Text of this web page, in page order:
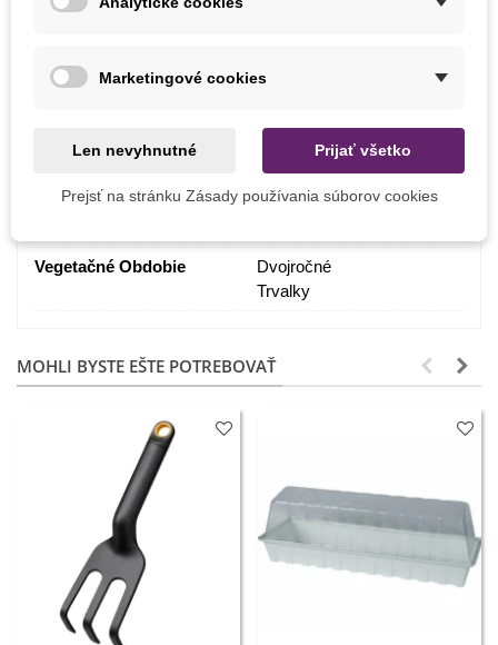
Stanovište
Výrobca SemenaOnline
BIO Kvalita
Odroda Nehybridné
Vegetačné Obdobie
Dvojročné
Trvalky
MOHLI BYSTE EŠTE POTREBOVAŤ
Marketingové cookies
Len nevyhnutné Prijať všetko
Prejsť na stránku Zásady používania súborov cookies